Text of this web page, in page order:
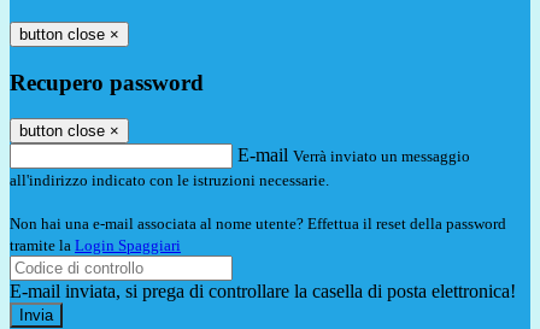
button close ×
Recupero password
button close ×
E-mail Verrà inviato un messaggio
all'indirizzo indicato con le istruzioni necessarie.
Non hai una e-mail associata al nome utente? Effettua il reset della password
tramite la Login Spaggiari
E-mail inviata, si prega di controllare la casella di posta elettronica!